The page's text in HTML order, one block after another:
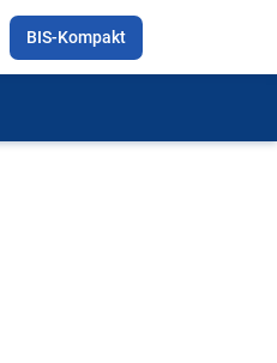
BIS-Kompakt